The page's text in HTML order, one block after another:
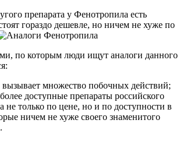
препарата у Фенотропила есть
гораздо дешевле, но ничем не хуже по
по которым люди ищут аналоги данного
множество побочных действий;
доступные препараты российского
не только по цене, но и по доступности в
ничем не хуже своего знаменитого